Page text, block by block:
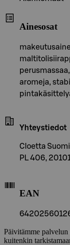
Ainesosat
aromeja,
Yhteystiedot
Cloetta
PL 406,
EAN
Päivitämme
kuitenkin